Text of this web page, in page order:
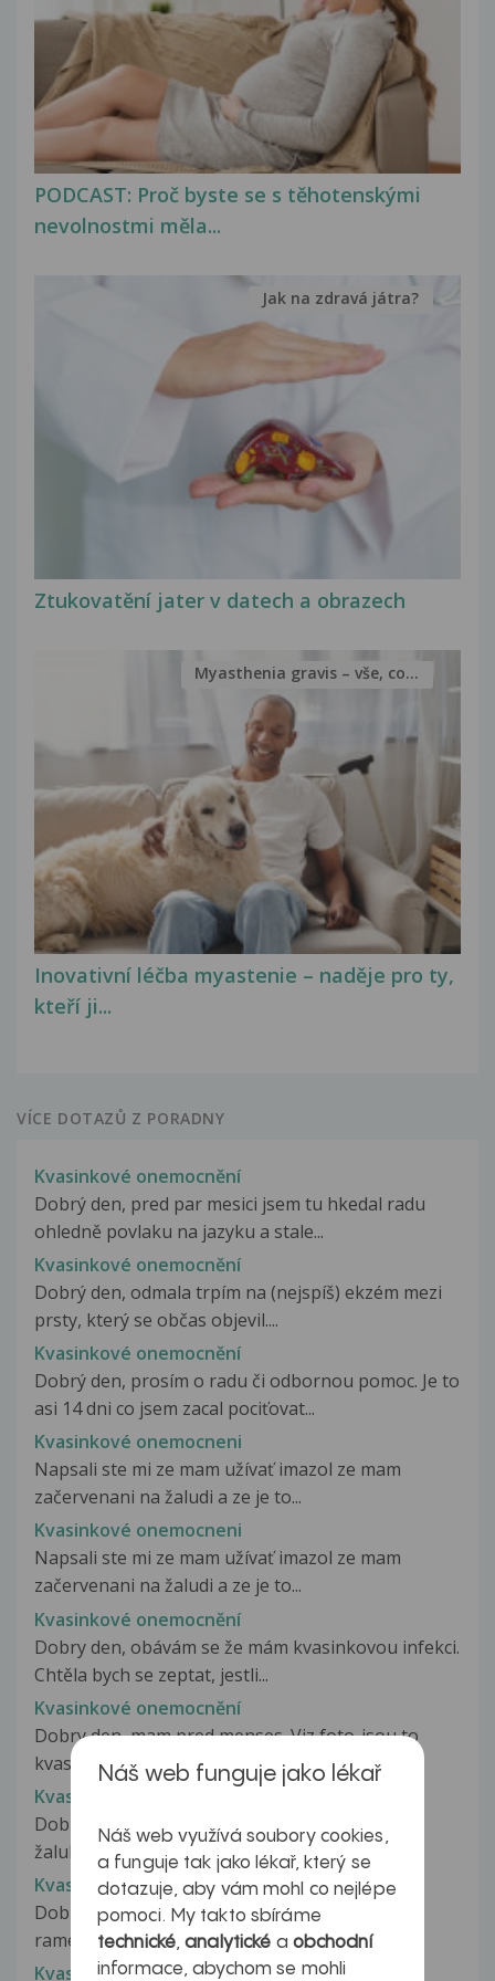
PODCAST: Proč byste se s těhotenskými
nevolnostmi měla...
Ztukovatění jater v datech a obrazech
Jak na zdravá játra?
Inovativní léčba myastenie – naděje pro ty,
kteří ji...
Myasthenia gravis – vše, co...
VÍCE DOTAZŮ Z PORADNY
Kvasinkové onemocnění
Dobrý den, pred par mesici jsem tu hkedal radu
ohledně povlaku na jazyku a stale...
Kvasinkové onemocnění
Dobrý den, odmala trpím na (nejspíš) ekzém mezi
prsty, který se občas objevil....
Kvasinkové onemocnění
Dobrý den, prosím o radu či odbornou pomoc. Je to
asi 14 dni co jsem zacal pociťovat...
Kvasinkové onemocneni
Napsali ste mi ze mam užívať imazol ze mam
začervenani na žaludi a ze je to...
Kvasinkové onemocneni
Napsali ste mi ze mam užívať imazol ze mam
začervenani na žaludi a ze je to...
Kvasinkové onemocnění
Dobry den, obávám se že mám kvasinkovou infekci.
Chtěla bych se zeptat, jestli...
Kvasinkové onemocnění
Dobry den, mam pred menses. Viz foto-jsou to
kvasinky? Svedeni ani paleni nemam....
Kvasinkové onemocnění
Dobrý deň, červene pupačiky sa mi vytvorili na
žalubi a prekožke. Tie biele...
Kvasinkové onemocnění kůže
Dobrý den, po těle, hlavně na zadní části krku,
ramen, na klíční kosti na...
Kvasinkové onemocnění kůže
Náš web funguje jako lékař
Náš web využívá soubory cookies,
a funguje tak jako lékař, který se
dotazuje, aby vám mohl co nejlépe
pomoci. My takto sbíráme
technické,analytické a obchodní
informace, abychom se mohli